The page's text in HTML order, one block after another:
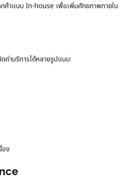
กค้าแบบ In-house เพื่อเพิ่มศักยภาพภายใน
ค่าบริการได้หลายรูปแบบ:
อง